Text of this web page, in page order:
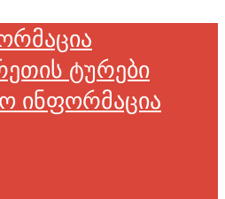
ტურები
ინფორმაცია